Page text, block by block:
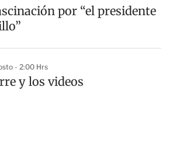
por “el presidente
- 2:00 Hrs
y los videos